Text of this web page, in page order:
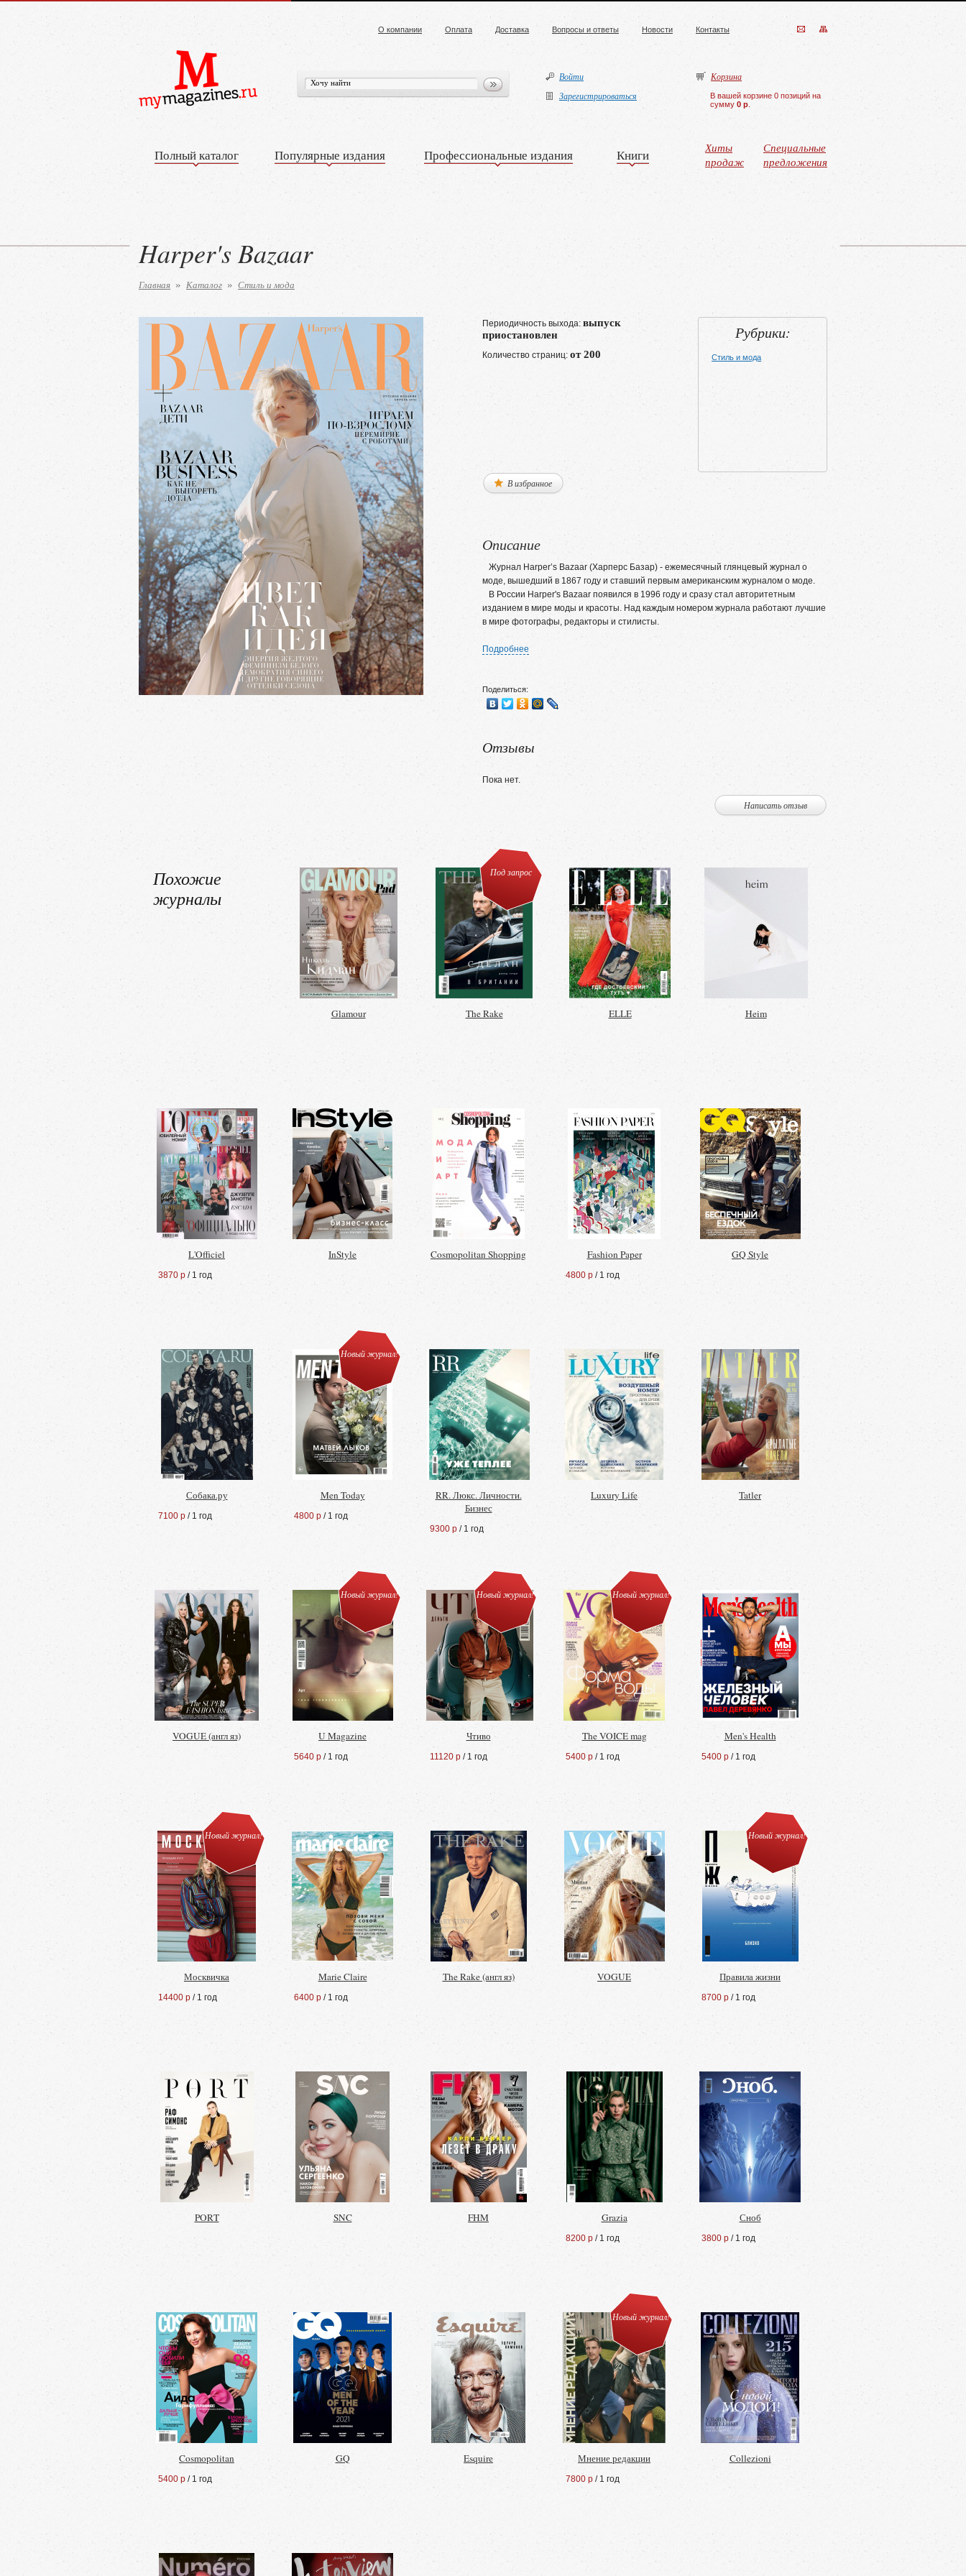
О компании Оплата Доставка Вопросы и ответы Новости Контакты
Войти
Зарегистрироваться
Корзина
В вашей корзине 0 позиций на
сумму 0 р
Полный каталог Популярные издания Профессиональные издания Книги
Хиты
продаж
Специальные
предложения
Harper's Bazaar
Главная » Каталог » Стиль и мода
Периодичность выхода: выпуск
приостановлен
Количество страниц: от 200
Рубрики:
Стиль и мода
В избранное
Описание
Журнал Harper’s Bazaar (Харперс Базар) - ежемесячный глянцевый журнал о
моде, вышедший в 1867 году и ставший первым американским журналом о моде.
В России Harper's Bazaar появился в 1996 году и сразу стал авторитетным
изданием в мире моды и красоты. Над каждым номером журнала работают лучшие
в мире фотографы, редакторы и стилисты.
Подробнее
Поделиться:
Отзывы
Пока нет.
Написать отзыв
Похожие
журналы
Glamour
Под запрос
The Rake ELLE Heim
L'Officiel
3870 р / 1 год
InStyle Cosmopolitan Shopping Fashion Paper
4800 р / 1 год
GQ Style
Собака.ру
7100 р / 1 год
Новый журнал!
Men Today
4800 р / 1 год
RR. Люкс. Личности.
Бизнес
9300 р / 1 год
Luxury Life Tatler
VOGUE (англ яз)
Новый журнал!
U Magazine
5640 р / 1 год
Новый журнал!
Чтиво
11120 р / 1 год
Новый журнал!
The VOICE mag
5400 р / 1 год
Men's Health
5400 р / 1 год
Новый журнал!
Москвичка
14400 р / 1 год
Marie Claire
6400 р / 1 год
The Rake (англ яз) VOGUE
Новый журнал!
Правила жизни
8700 р / 1 год
PORT SNC FHM Grazia
8200 р / 1 год
Сноб
3800 р / 1 год
Cosmopolitan
5400 р / 1 год
GQ Esquire
Новый журнал!
Мнение редакции
7800 р / 1 год
Collezioni